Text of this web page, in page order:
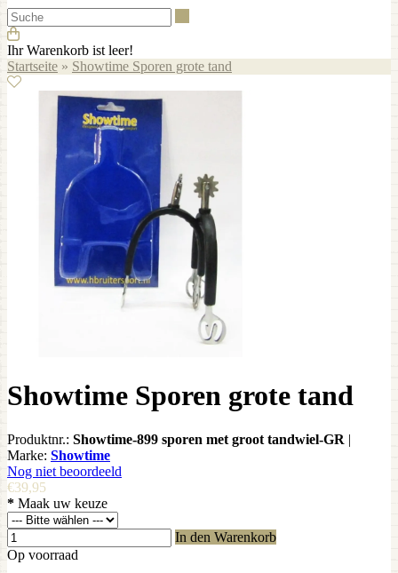
Ihr Warenkorb ist leer!
Startseite » Showtime Sporen grote tand
Showtime Sporen grote tand
Produktnr.: Showtime-899 sporen met groot tandwiel-GR |
Marke: Showtime
Nog niet beoordeeld
€39,95
* Maak uw keuze
In den Warenkorb
Op voorraad